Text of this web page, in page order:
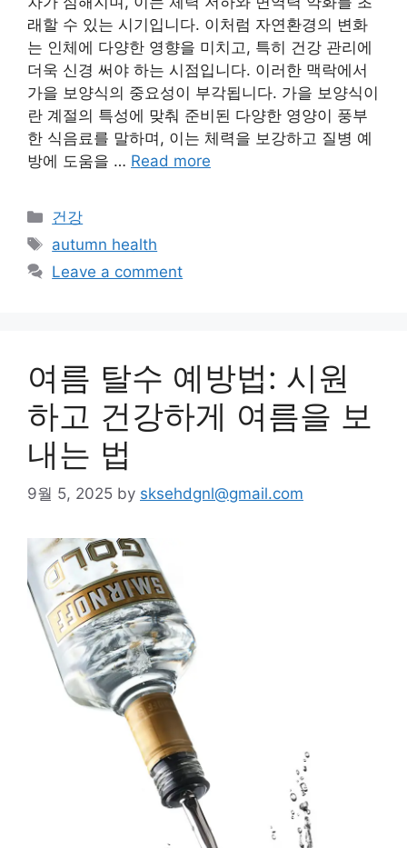
래할 수 있는 시기입니다. 이처럼 자연환경의 변화
는 인체에 다양한 영향을 미치고, 특히 건강 관리에
더욱 신경 써야 하는 시점입니다. 이러한 맥락에서
가을 보양식의 중요성이 부각됩니다. 가을 보양식이
란 계절의 특성에 맞춰 준비된 다양한 영양이 풍부
한 식음료를 말하며, 이는 체력을 보강하고 질병 예
방에 도움을 … Read more
Categories
건강
Tags
autumn health
Leave a comment
여름 탈수 예방법: 시원
하고 건강하게 여름을 보
내는 법
9월 5, 2025 by sksehdgnl@gmail.com